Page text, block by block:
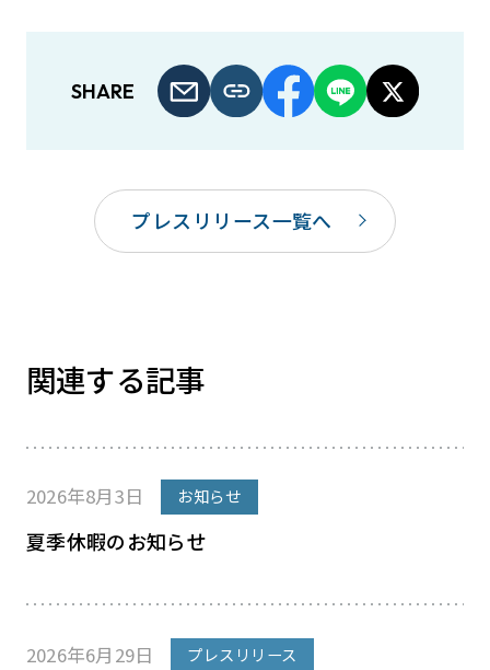
SHARE
プレスリリース一覧へ
関連する記事
2026年8月3日 お知らせ
夏季休暇のお知らせ
2026年6月29日 プレスリリース